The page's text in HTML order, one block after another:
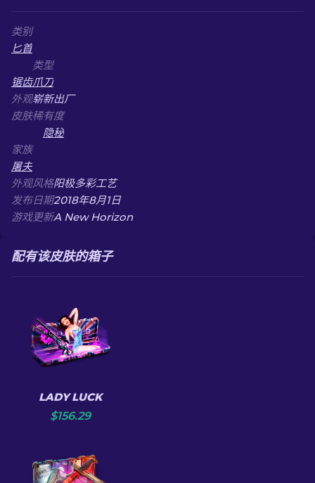
类别
匕首
类型
锯齿爪刀
外观崭新出厂
皮肤稀有度
隐秘
家族
屠夫
外观风格阳极多彩工艺
发布日期2018年8月1日
游戏更新A New Horizon
配有该皮肤的箱子
LADY LUCK
$156.29